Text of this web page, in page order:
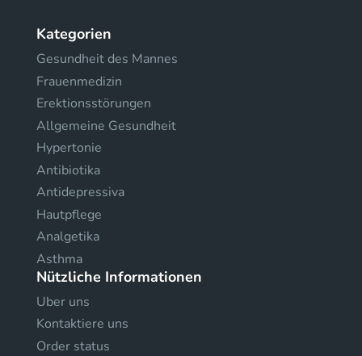
Kategorien
Gesundheit des Mannes
Frauenmedizin
Erektionsstörungen
Allgemeine Gesundheit
Hypertonie
Antibiotika
Antidepressiva
Hautpflege
Analgetika
Asthma
Nützliche Informationen
Uber uns
Kontaktiere uns
Order status